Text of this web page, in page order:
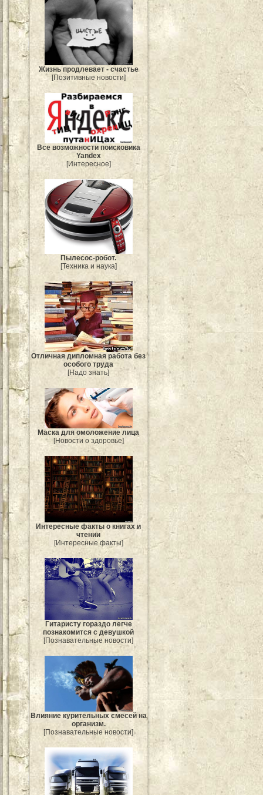
Жизнь продлевает - счастье
[Позитивные новости]
Все возможности поисковика
Yandex
[Интересное]
Пылесос-робот.
[Техника и наука]
Отличная дипломная работа без
особого труда
[Надо знать]
Маска для омоложение лица
[Новости о здоровье]
Интересные факты о книгах и
чтении
[Интересные факты]
Гитаристу гораздо легче
познакомится с девушкой
[Познавательные новости]
Влияние курительных смесей на
организм.
[Познавательные новости]